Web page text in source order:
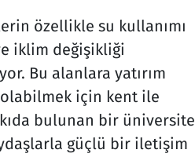
özellikle su kullanımı
iklim değişikliği
Bu alanlara yatırım
olabilmek için kent ile
bulunan bir üniversite
güçlü bir iletişim